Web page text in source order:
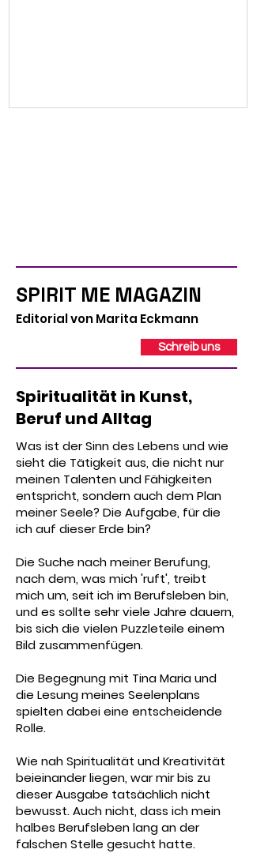
SPIRIT ME MAGAZIN
Editorial von Marita Eckmann
Schreib uns
Spiritualität in Kunst,
Beruf und Alltag
Was ist der Sinn des Lebens und wie
sieht die Tätigkeit aus, die nicht nur
meinen Talenten und Fähigkeiten
entspricht, sondern auch dem Plan
meiner Seele? Die Aufgabe, für die
ich auf dieser Erde bin?​
Die Suche nach meiner Berufung,
nach dem, was mich 'ruft', treibt
mich um, seit ich im Berufsleben bin,
und es sollte sehr viele Jahre dauern,
bis sich die vielen Puzzleteile einem
Bild zusammenfügen.
Die Begegnung mit Tina Maria und
die Lesung meines Seelenplans
spielten dabei eine entscheidende
Rolle.
Wie nah Spiritualität und Kreativität
beieinander liegen, war mir bis zu
dieser Ausgabe tatsächlich nicht
bewusst. Auch nicht, dass ich mein
halbes Berufsleben lang an der
falschen Stelle gesucht hatte.